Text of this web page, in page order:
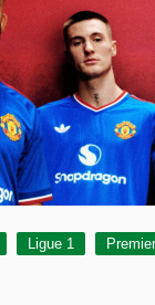
Ligue 1